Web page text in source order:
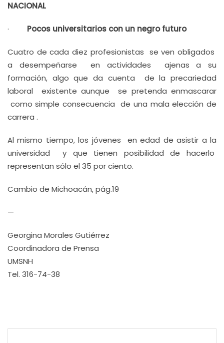
NACIONAL
· Pocos universitarios con un negro futuro
Cuatro de cada diez profesionistas se ven obligados
a desempeñarse en actividades ajenas a su
formación, algo que da cuenta de la precariedad
laboral existente aunque se pretenda enmascarar
como simple consecuencia de una mala elección de
carrera .
Al mismo tiempo, los jóvenes en edad de asistir a la
universidad y que tienen posibilidad de hacerlo
representan sólo el 35 por ciento.
Cambio de Michoacán, pág.19
—
Georgina Morales Gutiérrez
Coordinadora de Prensa
UMSNH
Tel. 316-74-38